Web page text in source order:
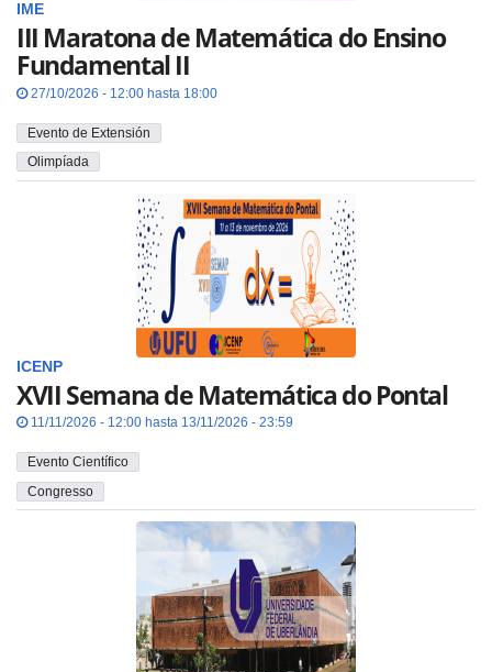
IME
III Maratona de Matemática do Ensino
Fundamental II
27/10/2026 - 12:00 hasta 18:00
Evento de Extensión
Olimpíada
ICENP
XVII Semana de Matemática do Pontal
11/11/2026 - 12:00 hasta 13/11/2026 - 23:59
Evento Científico
Congresso